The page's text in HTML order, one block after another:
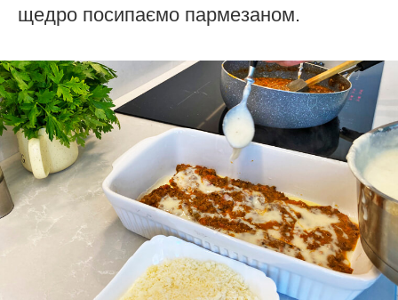
щедро посипаємо пармезаном.